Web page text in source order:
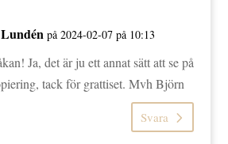
på 2024-02-07 på 10:13
Ja, det är ju ett annat sätt att se på
tack för grattiset. Mvh Björn
Svara